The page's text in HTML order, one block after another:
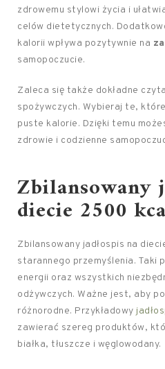
zdrowemu stylowi życia i
celów dietetycznych.
kalorii wpływa pozytywnie na
samopoczucie.
Zaleca się także dokładne
spożywczych. Wybieraj te,
puste kalorie. Dzięki temu
zdrowie i codzienne
Zbilansowany
diecie 2500
Zbilansowany jadłospis na
starannego przemyślenia. Taki
energii oraz wszystkich
odżywczych. Ważne jest, aby
różnorodne. Przykładowy
zawierać szereg produktów,
białka, tłuszcze i węglowodany.